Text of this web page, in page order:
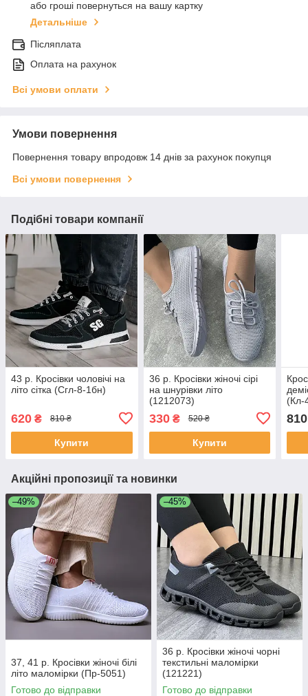
або гроші повернуться на вашу картку
Детальніше
Післяплата
Оплата на рахунок
Всі умови оплати
Умови повернення
Повернення товару впродовж 14 днів за рахунок покупця
Всі умови повернення
Подібні товари компанії
43 р. Кросівки чоловічі на
літо сітка (Сгл-8-1бн)
620 ₴ 810 ₴
Купити
36 р. Кросівки жіночі сірі
на шнурівки літо
(1212073)
330₴ 520 ₴
Купити
(Кл-
810
Акційні пропозиції та новинки
–49%
37, 41 р. Кросівки жіночі білі
літо маломірки (Пр-5051)
Готово до відправки
–45%
36 р. Кросівки жіночі чорні
текстильні маломірки
(121221)
Готово до відправки